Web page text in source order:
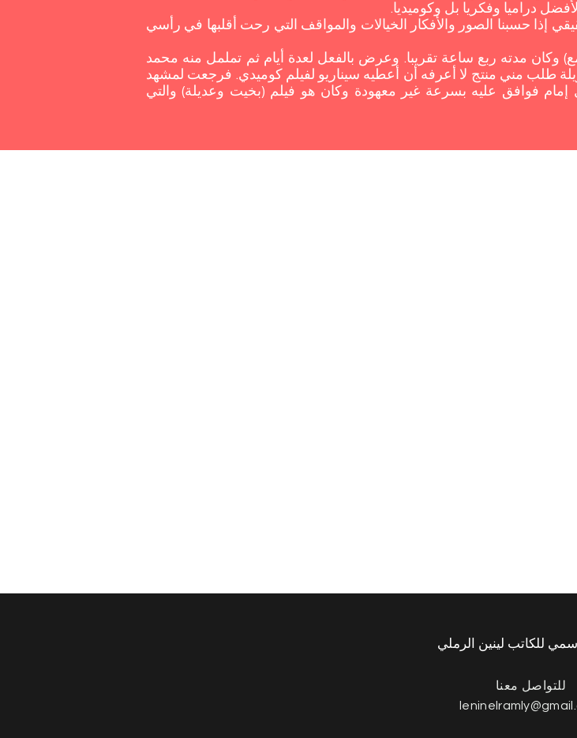
دراميا وفكريا بل وكوميديا.
إذا حسبنا الصور والأفكار الخيالات والمواقف التي رحت أقلبها في رأسي
وكان مدته ربع ساعة تقريبا. وعرض بالفعل لعدة أيام ثم تململ منه محمد
مني منتج لا أعرفه أن أعطيه سيناريو لفيلم كوميدي. فرجعت لمشهد
فوافق عليه بسرعة غير معهودة وكان هو فيلم (بخيت وعديلة) والتي
للكاتب لينين الرملي
للتواصل معنا